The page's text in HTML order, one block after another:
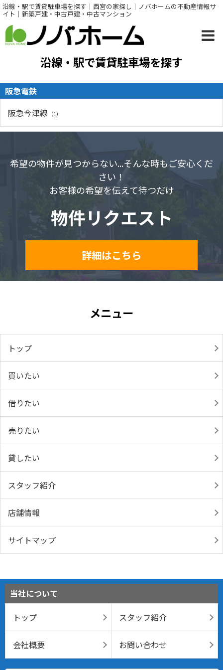
沿線・駅で賃貸駐車場を探す｜西宮の家探し｜ノバホームの不動産情報サ
イト｜新築戸建・中古戸建・中古マンション
沿線・駅で賃貸駐車場を探す
阪急電鉄
阪急今津線 （1）
希望の物件が見つからない...そんな時もご安心くだ
さい！
お客様の希望を伝えて待つだけ
物件リクエスト
詳細はこちら
メニュー
トップ
買いたい
借りたい
売りたい
貸したい
スタッフ紹介
店舗情報
サイトマップ
当社について
トップ
スタッフ紹介
会社概要 お問い合わせ